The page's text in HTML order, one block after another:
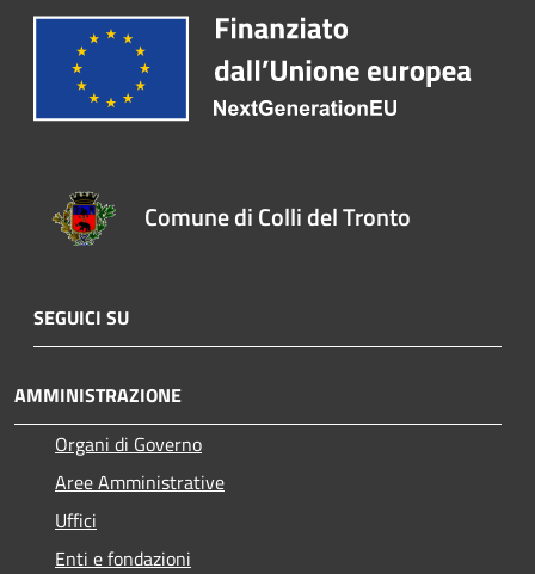
Comune di Colli del Tronto
SEGUICI SU
AMMINISTRAZIONE
Organi di Governo
Aree Amministrative
Uffici
Enti e fondazioni